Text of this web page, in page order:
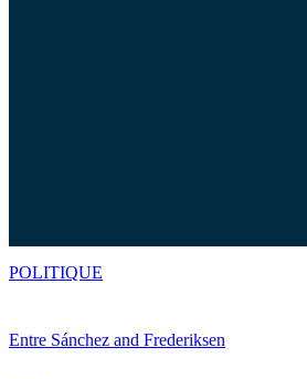
Entre Sánchez and Frederiksen
POLITIQUE